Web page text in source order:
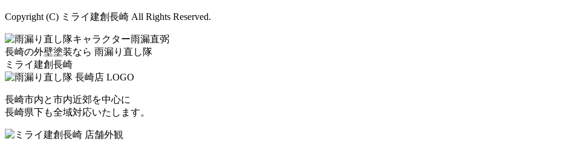
Copyright (C) ミライ建創長崎 All Rights Reserved.
長崎の外壁塗装なら 雨漏り直し隊
ミライ建創長崎
長崎市内と市内近郊を中心に
長崎県下も全域対応いたします。